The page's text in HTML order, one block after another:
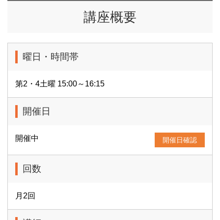
講座概要
曜日・時間帯
第2・4土曜 15:00～16:15
開催日
開催中 開催日確認
回数
月2回